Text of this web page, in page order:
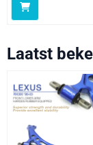
Laatst